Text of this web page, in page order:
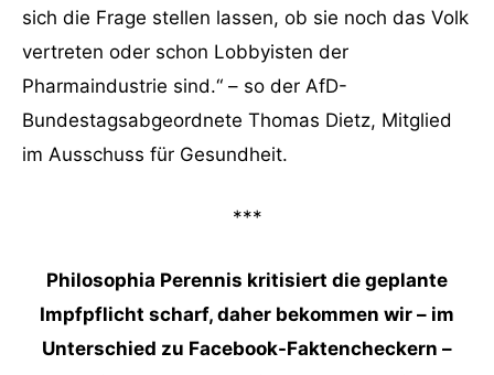
sich die Frage stellen lassen, ob sie noch das Volk
vertreten oder schon Lobbyisten der
Pharmaindustrie sind.“ – so der AfD-
Bundestagsabgeordnete Thomas Dietz, Mitglied
im Ausschuss für Gesundheit.
***
Philosophia Perennis kritisiert die geplante
Impfpflicht scharf, daher bekommen wir – im
Unterschied zu Facebook-Faktencheckern –